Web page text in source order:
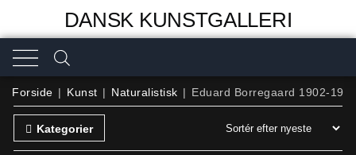
DANSK KUNSTGALLERI
Forside | Kunst | Naturalistisk | Eduard Borregaard 1902-
Kategorier